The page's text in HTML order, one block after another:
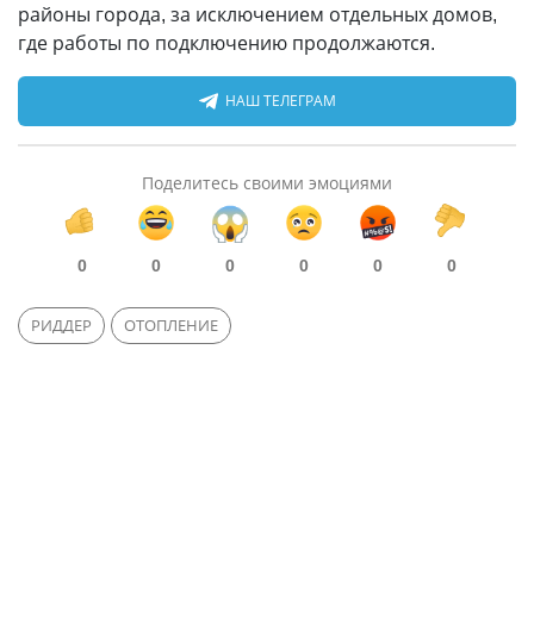
районы города, за исключением отдельных домов,
где работы по подключению продолжаются.
НАШ ТЕЛЕГРАМ
Поделитесь своими эмоциями
0 0 0 0 0 0
РИДДЕР ОТОПЛЕНИЕ